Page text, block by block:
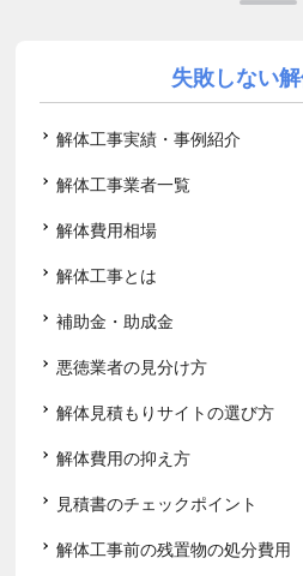
失敗しない
解体工事実績・事例紹介
解体工事業者一覧
解体費用相場
解体工事とは
補助金・助成金
悪徳業者の見分け方
解体見積もりサイトの選び方
解体費用の抑え方
見積書のチェックポイント
解体工事前の残置物の処分費用